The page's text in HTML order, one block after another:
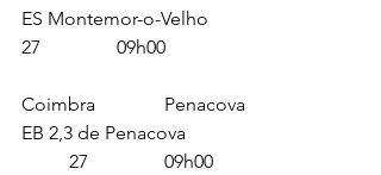
ES Montemor-o-Velho
27		09h00
Coimbra		Penacova
EB 2,3 de Penacova
	27		09h00